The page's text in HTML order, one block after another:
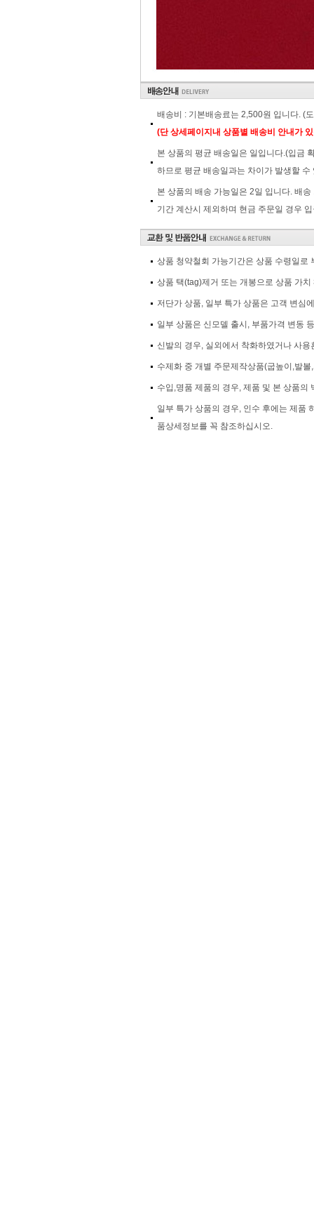
배송비 : 기본배송료는 2,500원 입니다. (
(단 상세페이지내 상품별 배송비 안내가
본 상품의 평균 배송일은 일입니다.(입금
하므로 평균 배송일과는 차이가 발생할 수
본 상품의 배송 가능일은 2일 입니다. 배
기간 계산시 제외하며 현금 주문일 경우
상품 청약철회 가능기간은 상품 수령일로
상품 택(tag)제거 또는 개봉으로 상품 가
저단가 상품, 일부 특가 상품은 고객 변심
일부 상품은 신모델 출시, 부품가격 변동
신발의 경우, 실외에서 착화하였거나 사
수제화 중 개별 주문제작상품(굽높이,발
수입,명품 제품의 경우, 제품 및 본 상품의
일부 특가 상품의 경우, 인수 후에는 제품
품상세정보를 꼭 참조하십시오.